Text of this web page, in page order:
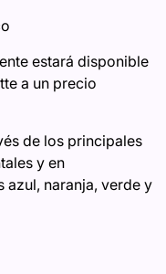
estará disponible
a un precio
de los principales
y en
naranja, verde y